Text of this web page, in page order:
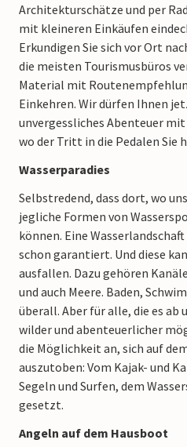
Architekturschätze und per
mit kleineren Einkäufen
Erkundigen Sie sich vor Ort
die meisten Tourismusbüros
Material mit
Einkehren. Wir dürfen Ihnen
unvergessliches Abenteuer mit
wo der Tritt in die Pedalen Sie
Wasserparadies
Selbstredend, dass dort, wo
jegliche Formen von
können. Eine
schon garantiert. Und diese
ausfallen. Dazu gehören
und auch Meere. Baden,
überall. Aber für alle, die es ab
wilder und abenteuerlicher
die Möglichkeit an, sich auf
auszutoben: Vom Kajak- und
Segeln und Surfen, dem
gesetzt.
Angeln auf dem Hausboot